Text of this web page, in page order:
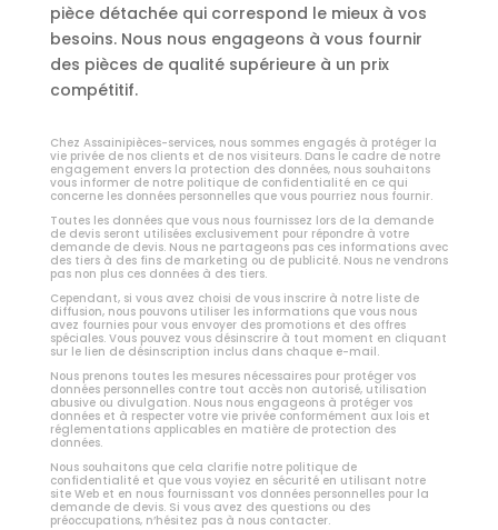
pièce détachée qui correspond le mieux à vos
besoins. Nous nous engageons à vous fournir
des pièces de qualité supérieure à un prix
compétitif.
Chez Assainipièces-services, nous sommes engagés à protéger la
vie privée de nos clients et de nos visiteurs. Dans le cadre de notre
engagement envers la protection des données, nous souhaitons
vous informer de notre politique de confidentialité en ce qui
concerne les données personnelles que vous pourriez nous fournir.
Toutes les données que vous nous fournissez lors de la demande
de devis seront utilisées exclusivement pour répondre à votre
demande de devis. Nous ne partageons pas ces informations avec
des tiers à des fins de marketing ou de publicité. Nous ne vendrons
pas non plus ces données à des tiers.
Cependant, si vous avez choisi de vous inscrire à notre liste de
diffusion, nous pouvons utiliser les informations que vous nous
avez fournies pour vous envoyer des promotions et des offres
spéciales. Vous pouvez vous désinscrire à tout moment en cliquant
sur le lien de désinscription inclus dans chaque e-mail.
Nous prenons toutes les mesures nécessaires pour protéger vos
données personnelles contre tout accès non autorisé, utilisation
abusive ou divulgation. Nous nous engageons à protéger vos
données et à respecter votre vie privée conformément aux lois et
réglementations applicables en matière de protection des
données.
Nous souhaitons que cela clarifie notre politique de
confidentialité et que vous voyiez en sécurité en utilisant notre
site Web et en nous fournissant vos données personnelles pour la
demande de devis. Si vous avez des questions ou des
préoccupations, n’hésitez pas à nous contacter.